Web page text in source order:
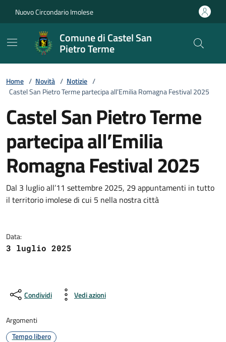
Nuovo Circondario Imolese
Comune di Castel San
Pietro Terme
Home / Novità / Notizie /
Castel San Pietro Terme partecipa all’Emilia Romagna Festival 2025
Castel San Pietro Terme
partecipa all’Emilia
Romagna Festival 2025
Dettagli della notizia
Dal 3 luglio all’11 settembre 2025, 29 appuntamenti in tutto
il territorio imolese di cui 5 nella nostra città
Data:
3 luglio 2025
Condividi Vedi azioni
Argomenti
Tempo libero